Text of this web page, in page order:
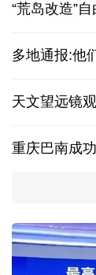
“荒岛改造”
多地通报:他
天文望远镜
重庆巴南成
“新”意盎然
中证协召开